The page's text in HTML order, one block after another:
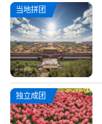
当地拼团
独立成团